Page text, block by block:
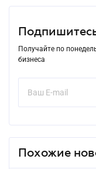
Получайте по
бизнеса
Похожие